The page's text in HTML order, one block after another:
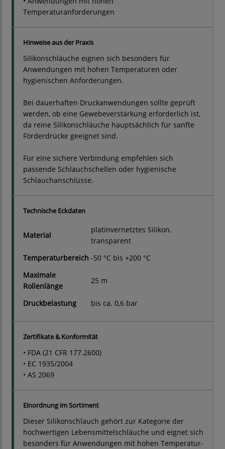
Temperaturanforderungen
Hinweise aus der Praxis
Silikonschläuche eignen sich besonders für
Anwendungen mit hohen Temperaturen oder
hygienischen Anforderungen.
Bei dauerhaften Druckanwendungen sollte geprüft
werden, ob eine Gewebeverstärkung erforderlich ist,
da reine Silikonschläuche hauptsächlich für sanfte
Förderdrücke geeignet sind.
Für eine sichere Verbindung empfehlen sich
passende Schlauchschellen oder hygienische
Schlauchanschlüsse.
Technische Eckdaten
Material
platinvernetztes Silikon,
transparent
Temperaturbereich -50 °C bis +200 °C
Maximale
Rollenlänge
25 m
Druckbelastung bis ca. 0,6 bar
Zertifikate & Konformität
• FDA (21 CFR 177.2600)
• EC 1935/2004
• AS 2069
Einordnung im Sortiment
Dieser Silikonschlauch gehört zur Kategorie der
hochwertigen Lebensmittelschläuche und eignet sich
besonders für Anwendungen mit hohen Temperatur-